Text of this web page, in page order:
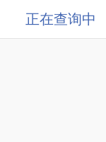
正在查询中